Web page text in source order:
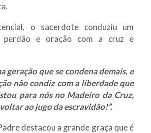
o sacerdote conduziu um
perdão e oração com a cruz e
geração que se condena demais, e
não condiz com a liberdade que
para nós no Madeiro da Cruz,
ao jugo da escravidão!”.
destacou a grande graça que é